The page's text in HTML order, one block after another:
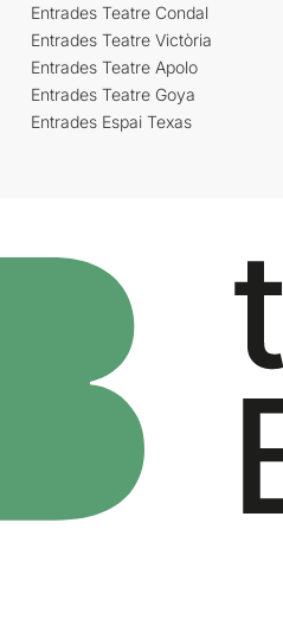
Entrades Teatre Condal
Entrades Teatre Victòria
Entrades Teatre Apolo
Entrades Teatre Goya
Entrades Espai Texas